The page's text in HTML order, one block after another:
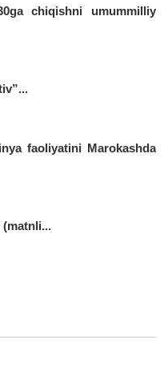
chiqishni umummilliy
faoliyatini Marokashda